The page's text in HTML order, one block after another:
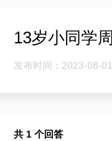
13岁小同学
发布时间：2023-08-01
共 1 个回答